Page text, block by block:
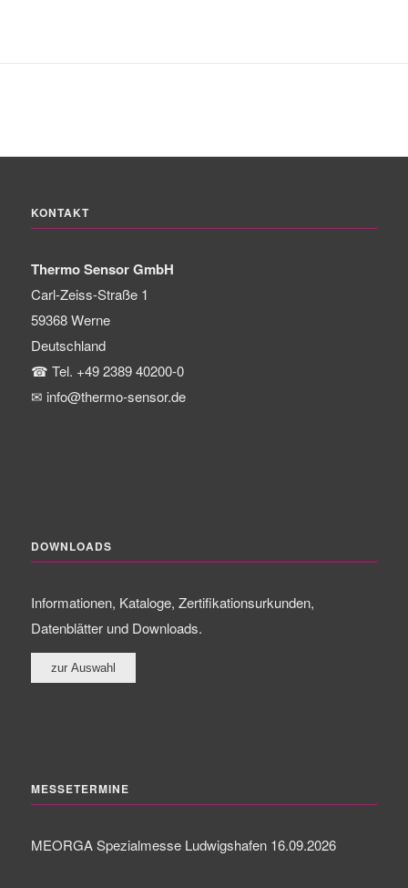
KONTAKT
Thermo Sensor GmbH
Carl-Zeiss-Straße 1
59368 Werne
Deutschland
☎ Tel. +49 2389 40200-0
✉ info@thermo-sensor.de
DOWNLOADS
Informationen, Kataloge, Zertifikationsurkunden,
Datenblätter und Downloads.
MESSETERMINE
MEORGA Spezialmesse Ludwigshafen 16.09.2026